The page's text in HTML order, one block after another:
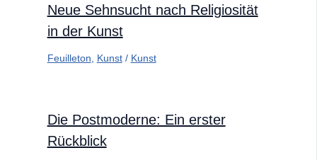
Neue Sehnsucht nach Religiosität
in der Kunst
Feuilleton, Kunst/ Kunst
Die Postmoderne: Ein erster
Rückblick